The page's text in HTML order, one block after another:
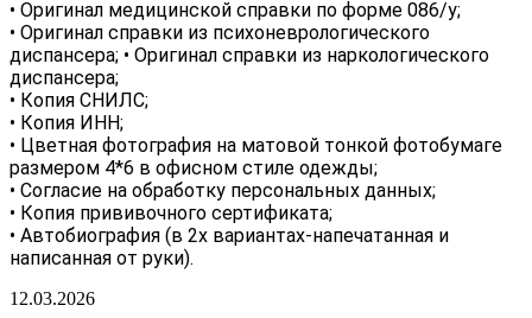
• Оригинал медицинской справки по форме 086/у;
• Оригинал справки из психоневрологического
диспансера; • Оригинал справки из наркологического
диспансера;
• Копия СНИЛС;
• Копия ИНН;
• Цветная фотография на матовой тонкой фотобумаге
размером 4*6 в офисном стиле одежды;
• Согласие на обработку персональных данных;
• Копия прививочного сертификата;
• Автобиография (в 2х вариантах-напечатанная и
написанная от руки).
12.03.2026